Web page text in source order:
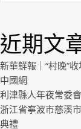
近期文
新華鮮報｜“村晚”
中國網
利津縣人年夜常委
浙江省寧波市慈溪
典禮
Royal.